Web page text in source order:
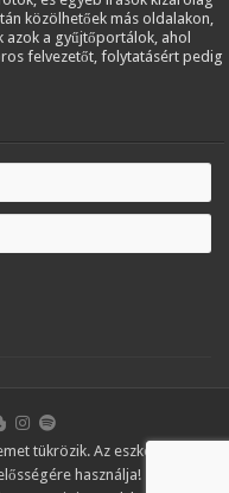
közölhetőek más oldalakon,
azok a gyűjtőportálok, ahol
felvezetőt, folytatásért pedig
tükrözik. Az eszközöket és
használja!